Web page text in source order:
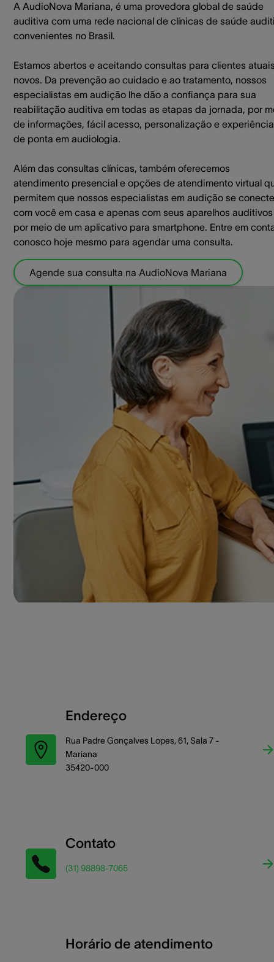
A AudioNova Mariana, é uma provedora global de saúde
auditiva com uma rede nacional de clínicas de saúde
convenientes no Brasil.
Estamos abertos e aceitando consultas para clientes
novos. Da prevenção ao cuidado e ao tratamento, nossos
especialistas em audição lhe dão a confiança para sua
reabilitação auditiva em todas as etapas da jornada, por
de informações, fácil acesso, personalização e experiência
de ponta em audiologia.
Além das consultas clínicas, também oferecemos
atendimento presencial e opções de atendimento virtual
permitem que nossos especialistas em audição se
com você em casa e apenas com seus aparelhos auditivos
por meio de um aplicativo para smartphone. Entre em
conosco hoje mesmo para agendar uma consulta.
Agende sua consulta na AudioNova Mariana
Endereço
Rua Padre Gonçalves Lopes, 61, Sala 7 -
Mariana
35420-000
Contato
(31) 98898-7065
Horário de atendimento